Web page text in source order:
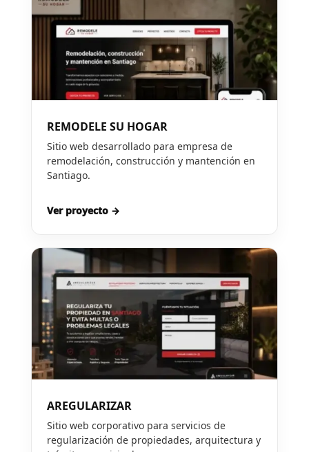
REMODELE SU HOGAR
Sitio web desarrollado para empresa de
remodelación, construcción y mantención en
Santiago.
Ver proyecto →
AREGULARIZAR
Sitio web corporativo para servicios de
regularización de propiedades, arquitectura y